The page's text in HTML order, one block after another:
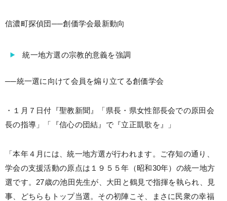
信濃町探偵団──創価学会最新動向
統一地方選の宗教的意義を強調
──統一選に向けて会員を煽り立てる創価学会
・１月７日付『聖教新聞』「県長・県女性部長会での原田会
長の指導」「『信心の団結』で『立正凱歌を』」
「本年４月には、統一地方選が行われます。ご存知の通り、
学会の支援活動の原点は１９５５年（昭和30年）の統一地方
選です。27歳の池田先生が、大田と鶴見で指揮を執られ、見
事、どちらもトップ当選。その初陣こそ、まさに民衆の幸福